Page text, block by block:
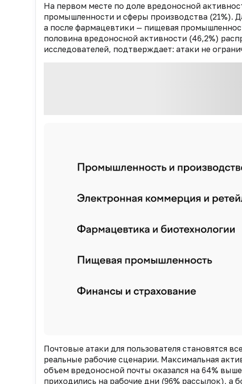
На первом месте по доле вредоносной
промышленности и сферы производства (21%).
а после фармацевтики — пищевая
половина вредоносной активности (46,2%)
исследователей, подтверждает: атаки не
Почтовые атаки для пользователя становятся
реальные рабочие сценарии. Максимальная
объем вредоносной почты оказался на 64%
приходились на рабочие дни (96% рассылок), а